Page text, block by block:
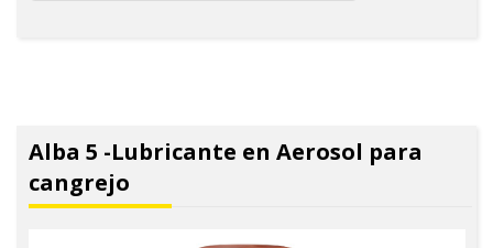
Alba 5 -Lubricante en Aerosol para
cangrejo